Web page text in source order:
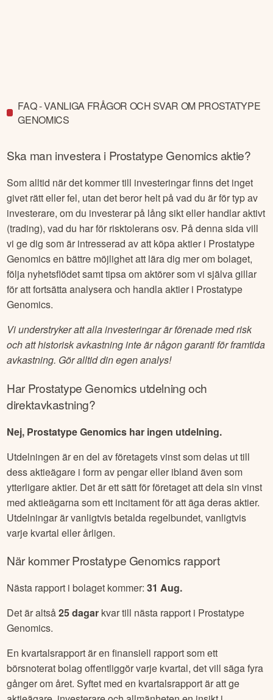
FAQ - VANLIGA FRÅGOR OCH SVAR OM PROSTATYPE
GENOMICS
Ska man investera i Prostatype Genomicsaktie?
Som alltid när det kommer till investeringar finns det inget
givet rätt eller fel, utan det beror helt på vad du är för typ av
investerare, om du investerar på lång sikt eller handlar aktivt
(trading), vad du har för risktolerans osv. På denna sida vill
vi ge dig som är intresserad av att köpa aktier i Prostatype
Genomicsen bättre möjlighet att lära dig mer om bolaget,
följa nyhetsflödet samt tipsa om aktörer som vi själva gillar
för att fortsätta analysera och handla aktier i Prostatype
Genomics.
Vi understryker att alla investeringar är förenade med risk
och att historisk avkastning inte är någon garanti för framtida
avkastning. Gör alltid din egen analys!
HarProstatype Genomics utdelning och
direktavkastning?
Nej, Prostatype Genomics har ingen utdelning.
Utdelningen är en del av företagets vinst som delas ut till
dess aktieägare i form av pengar eller ibland även som
ytterligare aktier. Det är ett sätt för företaget att dela sin vinst
med aktieägarna som ett incitament för att äga deras aktier.
Utdelningar är vanligtvis betalda regelbundet, vanligtvis
varje kvartal eller årligen.
När kommerProstatype Genomics rapport
Nästa rapport i bolaget kommer:31 Aug.
Det är altså25dagar kvar till nästa rapport i Prostatype
Genomics.
En kvartalsrapport är en finansiell rapport som ett
börsnoterat bolag offentliggör varje kvartal, det vill säga fyra
gånger om året. Syftet med en kvartalsrapport är att ge